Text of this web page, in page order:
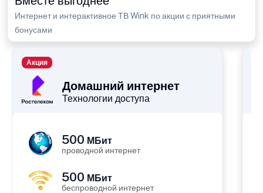
Интернет и интерактивное ТВ Wink по акции с приятными
бонусами
Домашний интернет
Технологии доступа
Акция
500 МБит
проводной интернет
500 МБит
беспроводной интернет